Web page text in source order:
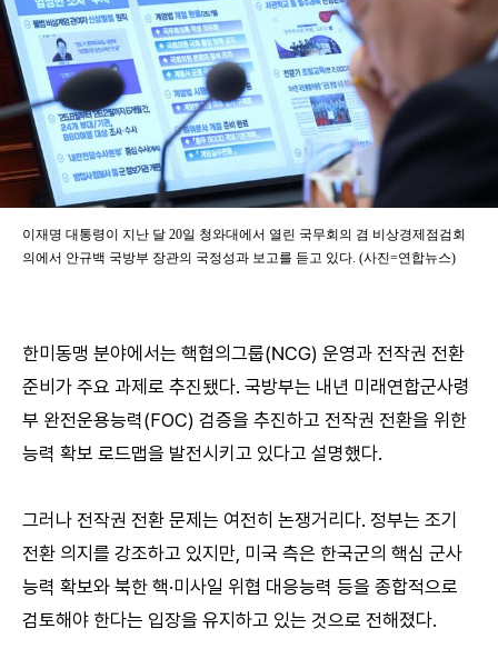
이재명 대통령이 지난 달 20일 청와대에서 열린 국무회의 겸 비상경제점검회
의에서 안규백 국방부 장관의 국정성과 보고를 듣고 있다. (사진=연합뉴스)
한미동맹 분야에서는 핵협의그룹(NCG) 운영과 전작권 전환
준비가 주요 과제로 추진됐다. 국방부는 내년 미래연합군사령
부 완전운용능력(FOC) 검증을 추진하고 전작권 전환을 위한
능력 확보 로드맵을 발전시키고 있다고 설명했다.
그러나 전작권 전환 문제는 여전히 논쟁거리다. 정부는 조기
전환 의지를 강조하고 있지만, 미국 측은 한국군의 핵심 군사
능력 확보와 북한 핵·미사일 위협 대응능력 등을 종합적으로
검토해야 한다는 입장을 유지하고 있는 것으로 전해졌다.